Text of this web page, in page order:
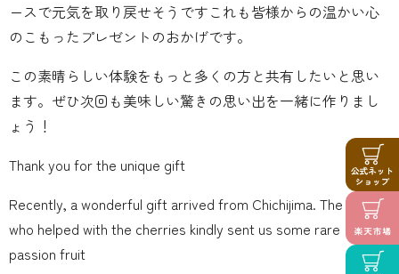
ースで元気を取り戻せそうですこれも皆様からの温かい心
のこもったプレゼントのおかげです。
この素晴らしい体験をもっと多くの方と共有したいと思い
ます。ぜひ次回も美味しい驚きの思い出を一緒に作りまし
ょう！
Thank you for the unique gift
Recently, a wonderful gift arrived from Chichijima. The guest
who helped with the cherries kindly sent us some rare
passion fruit